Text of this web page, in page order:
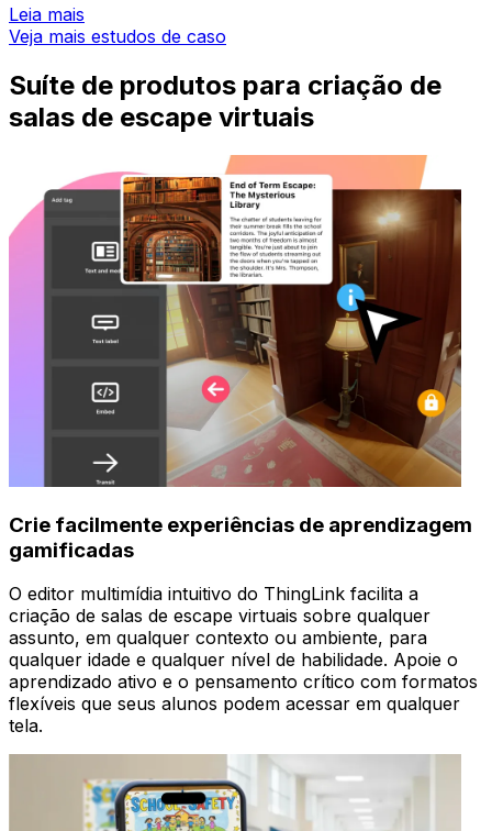
Leia mais
Veja mais estudos de caso
Suíte de produtos para criação de
salas de escape virtuais
Crie facilmente experiências de aprendizagem
gamificadas
O editor multimídia intuitivo do ThingLink facilita a
criação de salas de escape virtuais sobre qualquer
assunto, em qualquer contexto ou ambiente, para
qualquer idade e qualquer nível de habilidade. Apoie o
aprendizado ativo e o pensamento crítico com formatos
flexíveis que seus alunos podem acessar em qualquer
tela.